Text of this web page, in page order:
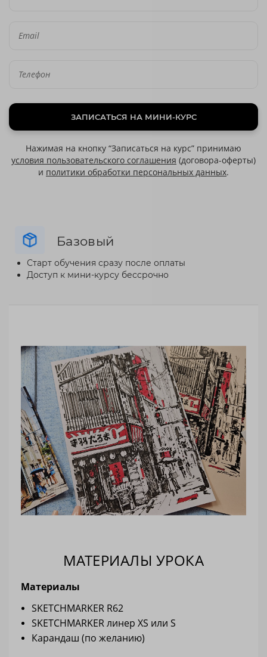
Базовый
Старт обучения сразу после оплаты
Доступ к мини-курсу бессрочно
ЗАПИСАТЬСЯ НА МИНИ-КУРС
Нажимая на кнопку “Записаться на курс” принимаю
условия пользовательского соглашения (договора-оферты)
и политики обработки персональных данных.
МАТЕРИАЛЫ УРОКА
Материалы
SKETCHMARKER R62
SKETCHMARKER линер ХS или S
Карандаш (по желанию)